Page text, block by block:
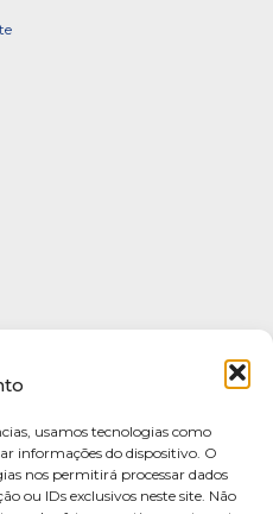
usamos tecnologias como
informações do dispositivo. O
nos permitirá processar dados
ou IDs exclusivos neste site. Não